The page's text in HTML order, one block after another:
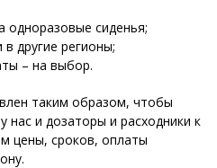
сиденья;
другие регионы;
– на выбор.
таким образом, чтобы
нас и дозаторы и расходники к
цены, сроков, оплаты